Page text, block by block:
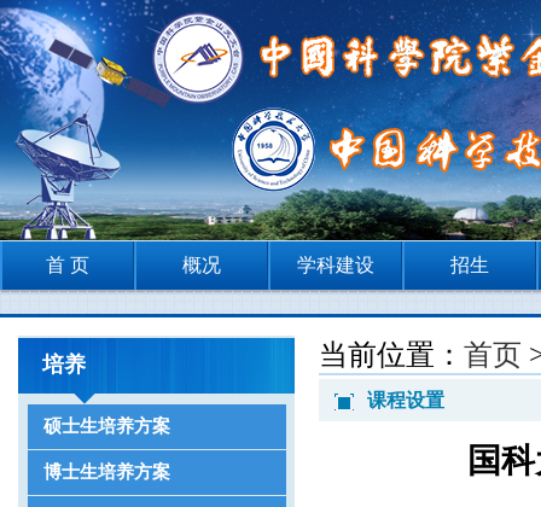
首 页 概况 学科建设 招生
培养
硕士生培养方案
博士生培养方案
当前位置： 首页
课程设置
国